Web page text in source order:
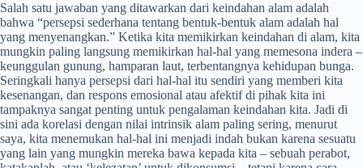
Salah satu jawaban yang ditawarkan dari keindahan alam adalah
bahwa “persepsi sederhana tentang bentuk-bentuk alam adalah hal
yang menyenangkan.” Ketika kita memikirkan keindahan di alam, kita
mungkin paling langsung memikirkan hal-hal yang memesona indera –
keunggulan gunung, hamparan laut, terbentangnya kehidupan bunga.
Seringkali hanya persepsi dari hal-hal itu sendiri yang memberi kita
kesenangan, dan respons emosional atau afektif di pihak kita ini
tampaknya sangat penting untuk pengalaman keindahan kita. Jadi di
sini ada korelasi dengan nilai intrinsik alam paling sering, menurut
saya, kita menemukan hal-hal ini menjadi indah bukan karena sesuatu
yang lain yang mungkin mereka bawa kepada kita – sebuah perabot,